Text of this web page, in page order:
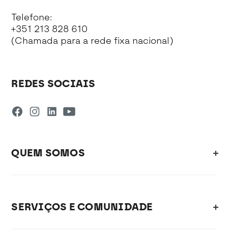
Telefone:
+351 213 828 610
(Chamada para a rede fixa nacional)
REDES SOCIAIS
QUEM SOMOS
SERVIÇOS E COMUNIDADE